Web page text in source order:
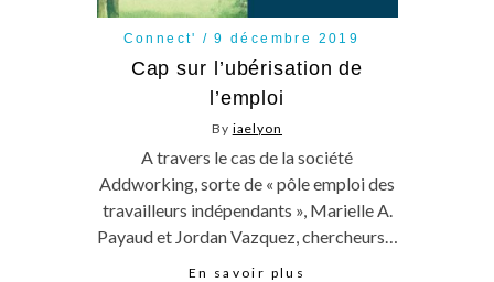
Connect' 9 décembre 2019
Cap sur l’ubérisation de
l’emploi
By iaelyon
A travers le cas de la société
Addworking, sorte de « pôle emploi des
travailleurs indépendants », Marielle A.
Payaud et Jordan Vazquez, chercheurs…
En savoir plus